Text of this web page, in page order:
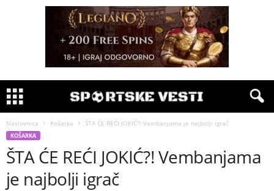
Naslovnica Košarka ŠTA ĆE REĆI JOKIĆ?! Vembanjama je najbolji igrač
KOŠARKA
ŠTA ĆE REĆI JOKIĆ?! Vembanjama
je najbolji igrač